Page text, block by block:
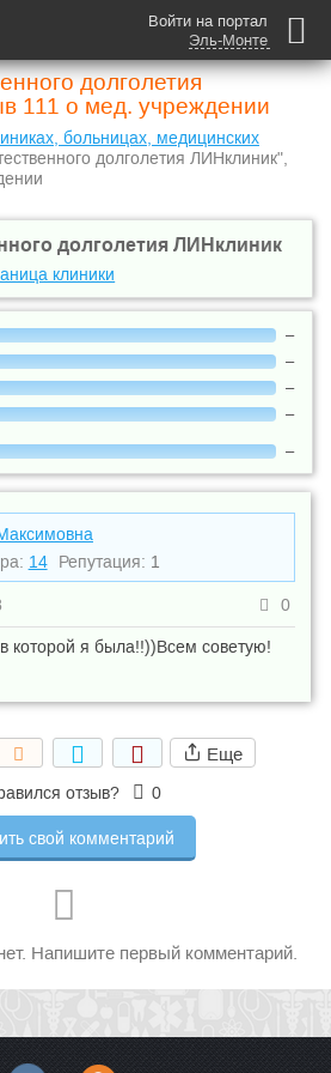
Войти на портал
Эль-Монте
долголетия
111 о мед. учреждении
больницах, медицинских
долголетия ЛИНклиник",
долголетия ЛИНклиник
клиники
–
–
–
–
–
14 Репутация: 1
0
которой я была!!))Всем советую!
Еще
отзыв? 0
свой комментарий
Напишите первый комментарий.